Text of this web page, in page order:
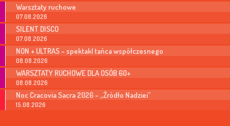
Warsztaty ruchowe
07.08.2026
SILENT DISCO
07.08.2026
NON + ULTRAS – spektakl tańca współczesnego
08.08.2026
WARSZTATY RUCHOWE DLA OSÓB 60+
08.08.2026
Noc Cracovia Sacra 2026 – „Źródło Nadziei”
15.08.2026